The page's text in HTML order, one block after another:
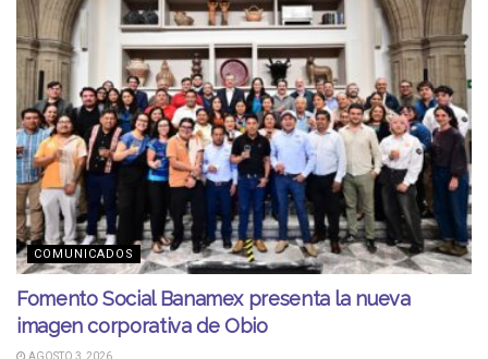
COMUNICADOS
Fomento Social Banamex presenta la nueva
imagen corporativa de Obio
AGOSTO 3, 2026